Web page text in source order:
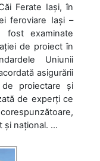
Ferate Iași, în
feroviare Iași –
fost examinate
de proiect în
Uniunii
asigurării
proiectare și
de experți ce
și național. ...